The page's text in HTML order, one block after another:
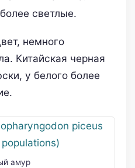
светлые.
немного
Китайская черная
у белого более
амур